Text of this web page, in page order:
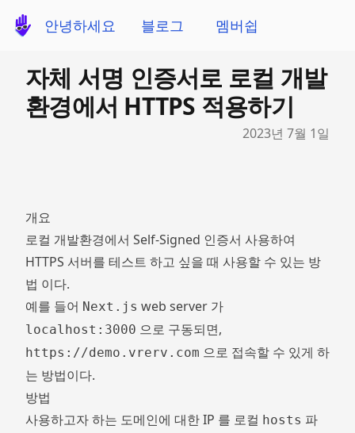
자체 서명 인증서로 로컬 개발
환경에서 HTTPS 적용하기
2023년 7월 1일
개요
로컬 개발환경에서 Self-Signed 인증서 사용하여
HTTPS 서버를 테스트 하고 싶을 때 사용할 수 있는 방
법 이다.
예를 들어 Next.js web server 가
localhost:3000 으로 구동되면,
https://demo.vrerv.com 으로 접속할 수 있게 하
는 방법이다.
방법
사용하고자 하는 도메인에 대한 IP 를 로컬 hosts 파
안녕하세요 블로그 멤버쉽